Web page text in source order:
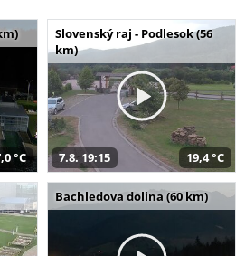
°C
Slovenský raj - Podlesok (56
km)
7.8. 19:15 19,4 °C
Bachledova dolina (60 km)